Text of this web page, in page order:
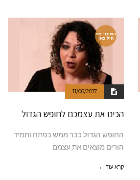
השינוי מת
חיל כאן
11/06/2017
הכינו את עצמכם לחופש הגדול
החופש הגדול כבר ממש בפתח ותמיד
הורים מוצאים את עצמם
קרא עוד ←